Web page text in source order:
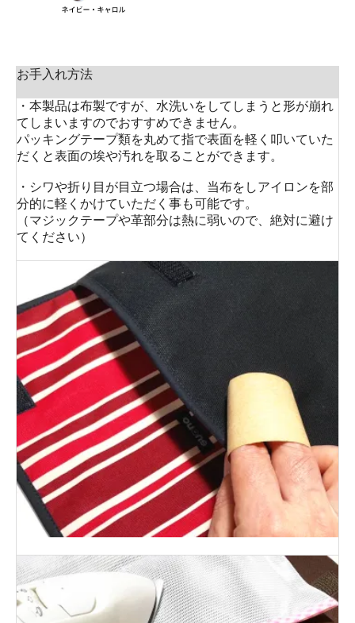
お手入れ方法
・本製品は布製ですが、水洗いをしてしまうと形が崩れ
てしまいますのでおすすめできません。
パッキングテープ類を丸めて指で表面を軽く叩いていた
だくと表面の埃や汚れを取ることができます。
・シワや折り目が目立つ場合は、当布をしアイロンを部
分的に軽くかけていただく事も可能です。
（マジックテープや革部分は熱に弱いので、絶対に避け
てください）